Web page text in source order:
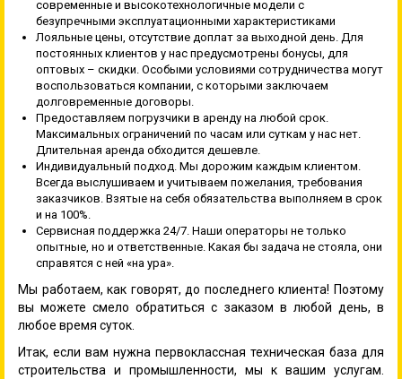
современные и высокотехнологичные модели с
безупречными эксплуатационными характеристиками
Лояльные цены, отсутствие доплат за выходной день. Для
постоянных клиентов у нас предусмотрены бонусы, для
оптовых – скидки. Особыми условиями сотрудничества могут
воспользоваться компании, с которыми заключаем
долговременные договоры.
Предоставляем погрузчики в аренду на любой срок.
Максимальных ограничений по часам или суткам у нас нет.
Длительная аренда обходится дешевле.
Индивидуальный подход. Мы дорожим каждым клиентом.
Всегда выслушиваем и учитываем пожелания, требования
заказчиков. Взятые на себя обязательства выполняем в срок
и на 100%.
Сервисная поддержка 24/7. Наши операторы не только
опытные, но и ответственные. Какая бы задача не стояла, они
справятся с ней «на ура».
Мы работаем, как говорят, до последнего клиента! Поэтому
вы можете смело обратиться с заказом в любой день, в
любое время суток.
Итак, если вам нужна первоклассная техническая база для
строительства и промышленности, мы к вашим услугам.